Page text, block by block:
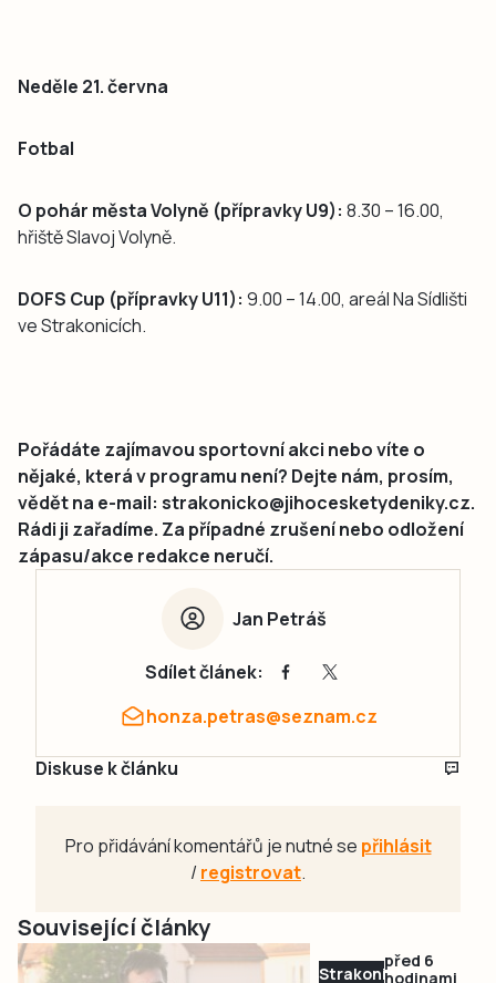
Neděle 21. června
Fotbal
O pohár města Volyně (přípravky U9): 8.30 – 16.00,
hřiště Slavoj Volyně.
DOFS Cup (přípravky U11): 9.00 – 14.00, areál Na Sídlišti
ve Strakonicích.
Pořádáte zajímavou sportovní akci nebo víte o
nějaké, která v programu není? Dejte nám, prosím,
vědět na e-mail: strakonicko@jihocesketydeniky.cz.
Rádi ji zařadíme. Za případné zrušení nebo odložení
zápasu/akce redakce neručí.
Jan Petráš
Sdílet článek:
honza.petras@seznam.cz
Diskuse k článku
Pro přidávání komentářů je nutné se přihlásit
/registrovat.
Související články
Strakonicko
před 6
hodinami